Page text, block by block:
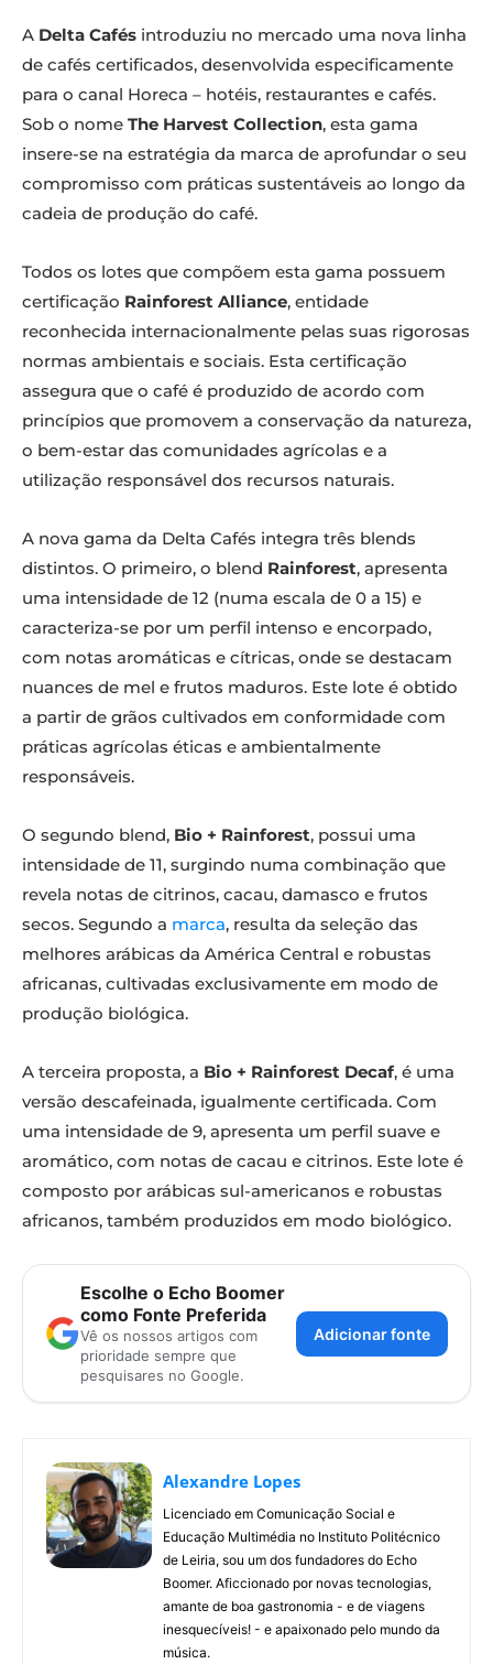
A Delta Cafés introduziu no mercado uma nova linha
de cafés certificados, desenvolvida especificamente
para o canal Horeca – hotéis, restaurantes e cafés.
Sob o nome The Harvest Collection, esta gama
insere-se na estratégia da marca de aprofundar o seu
compromisso com práticas sustentáveis ao longo da
cadeia de produção do café.
Todos os lotes que compõem esta gama possuem
certificação Rainforest Alliance, entidade
reconhecida internacionalmente pelas suas rigorosas
normas ambientais e sociais. Esta certificação
assegura que o café é produzido de acordo com
princípios que promovem a conservação da natureza,
o bem-estar das comunidades agrícolas e a
utilização responsável dos recursos naturais.
A nova gama da Delta Cafés integra três blends
distintos. O primeiro, o blend Rainforest, apresenta
uma intensidade de 12 (numa escala de 0 a 15) e
caracteriza-se por um perfil intenso e encorpado,
com notas aromáticas e cítricas, onde se destacam
nuances de mel e frutos maduros. Este lote é obtido
a partir de grãos cultivados em conformidade com
práticas agrícolas éticas e ambientalmente
responsáveis.
O segundo blend, Bio + Rainforest, possui uma
intensidade de 11, surgindo numa combinação que
revela notas de citrinos, cacau, damasco e frutos
secos. Segundo a marca, resulta da seleção das
melhores arábicas da América Central e robustas
africanas, cultivadas exclusivamente em modo de
produção biológica.
A terceira proposta, a Bio + Rainforest Decaf, é uma
versão descafeinada, igualmente certificada. Com
uma intensidade de 9, apresenta um perfil suave e
aromático, com notas de cacau e citrinos. Este lote é
composto por arábicas sul-americanos e robustas
africanos, também produzidos em modo biológico.
Escolhe o Echo Boomer
como Fonte Preferida
Vê os nossos artigos com
prioridade sempre que
pesquisares no Google.
Adicionar fonte
Alexandre Lopes
Licenciado em Comunicação Social e
Educação Multimédia no Instituto Politécnico
de Leiria, sou um dos fundadores do Echo
Boomer. Aficcionado por novas tecnologias,
amante de boa gastronomia - e de viagens
inesquecíveis! - e apaixonado pelo mundo da
música.